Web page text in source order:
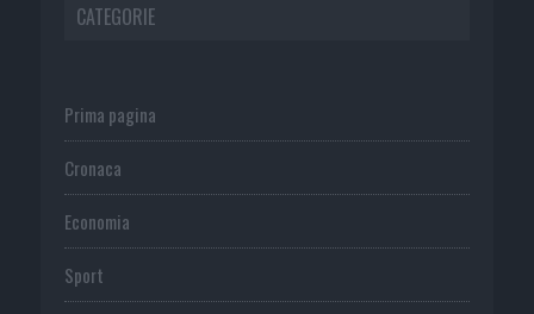
CATEGORIE
Prima pagina
Cronaca
Economia
Sport